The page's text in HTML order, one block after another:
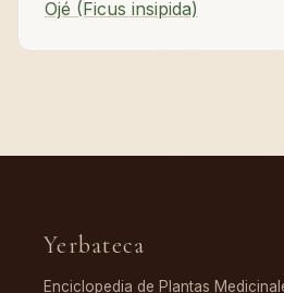
Ojé (Ficus insipida)
Yerbateca
Enciclopedia de Plantas